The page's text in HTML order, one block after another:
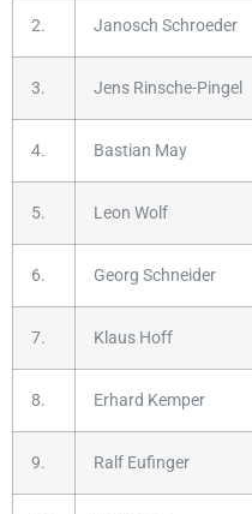
2. Janosch Schroeder
3. Jens Rinsche-Pingel
4. Bastian May
5. Leon Wolf
6. Georg Schneider
7. Klaus Hoff
8. Erhard Kemper
9. Ralf Eufinger